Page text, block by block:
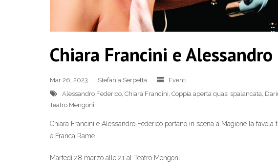
Chiara Francini e
Mar 26, 2023 Stefania Serpetta
Eventi
Alessandro Federico, Chiara Francini, Coppia aperta quasi spalancata,
Teatro Mengoni
Chiara Francini e Alessandro Federico portano in scena a Magione la
e Franca Rame
Martedì 28 marzo alle 21 al Teatro Mengoni